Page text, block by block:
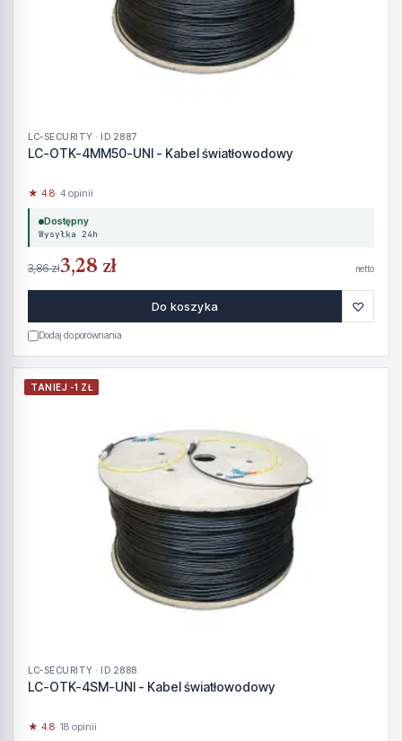
LC-SECURITY · ID 2887
LC-OTK-4MM50-UNI - Kabel światłowodowy
★ 4.8· 4 opinii
Dostępny
Wysyłka 24h
3,86 zł3,28 zł netto
Do koszyka ♡
Dodaj do porównania
TANIEJ -1 ZŁ
LC-SECURITY · ID 2888
LC-OTK-4SM-UNI - Kabel światłowodowy
★ 4.8· 18 opinii